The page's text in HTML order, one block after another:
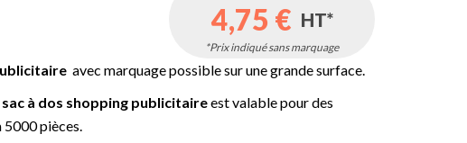
4,75 € HT*
*Prix indiqué sans marquage
avec marquage possible sur une grande surface.
sac à dos shopping publicitaireest valable pour des
5000 pièces.